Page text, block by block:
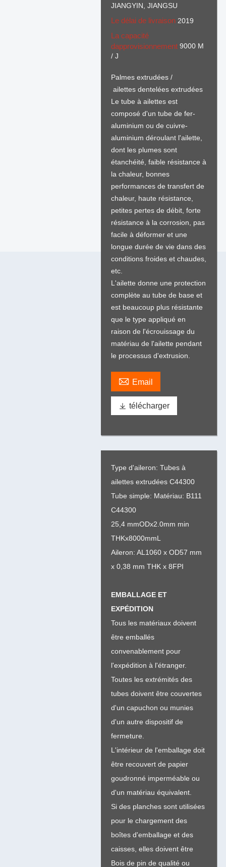
JIANGYIN, JIANGSU
Le délai de livraison 2019
La capacité
dapprovisionnement9000 M
/ J
Palmes extrudées /
ailettes dentelées extrudées
Le tube à ailettes est
composé d'un tube de fer-
aluminium ou de cuivre-
aluminium déroulant l'ailette,
dont les plumes sont
étanchéité, faible résistance à
la chaleur, bonnes
performances de transfert de
chaleur, haute résistance,
petites pertes de débit, forte
résistance à la corrosion, pas
facile à déformer et une
longue durée de vie dans des
conditions froides et chaudes,
etc.
L'ailette donne une protection
complète au tube de base et
est beaucoup plus résistante
que le type appliqué en
raison de l'écrouissage du
matériau de l'ailette pendant
le processus d'extrusion.
 Email
 télécharger
Type d'aileron: Tubes à
ailettes extrudées C44300
Tube simple: Matériau: B111
C44300
25,4 mmODx2.0mm min
THKx8000mmL
Aileron: AL1060 x OD57 mm
x 0,38 mm THK x 8FPI
EMBALLAGE ET
EXPÉDITION
Tous les matériaux doivent
être emballés
convenablement pour
l'expédition à l'étranger.
Toutes les extrémités des
tubes doivent être couvertes
d'un capuchon ou munies
d'un autre dispositif de
fermeture.
L'intérieur de l'emballage doit
être recouvert de papier
goudronné imperméable ou
d'un matériau équivalent.
Si des planches sont utilisées
pour le chargement des
boîtes d'emballage et des
caisses, elles doivent être
Bois de pin de qualité ou